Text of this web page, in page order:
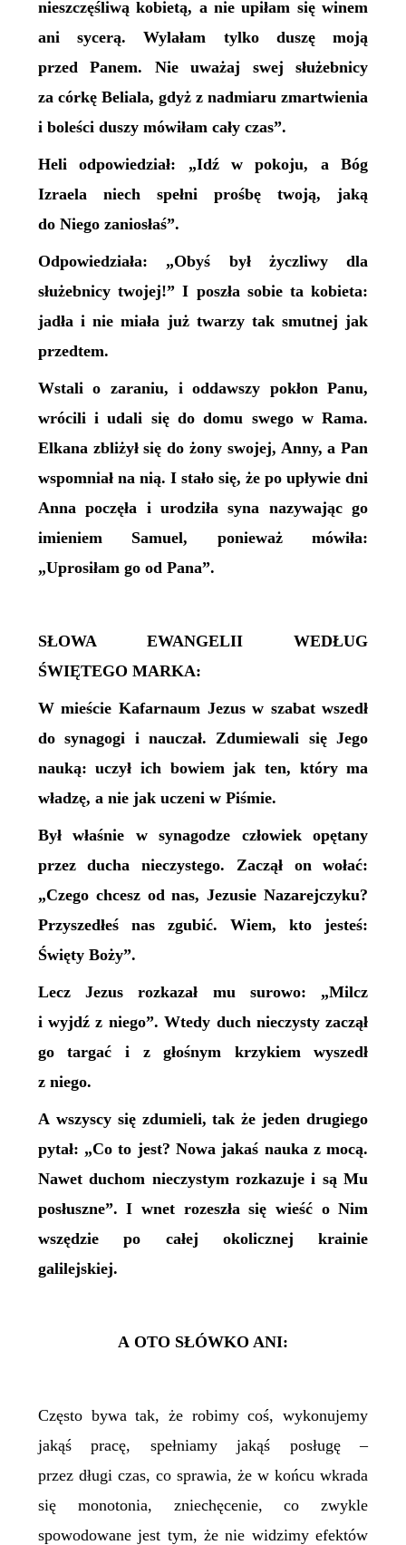
nieszczęśliwą kobietą, a nie upiłam się winem
ani sycerą. Wylałam tylko duszę moją
przed Panem. Nie uważaj swej służebnicy
za córkę Beliala, gdyż z nadmiaru zmartwienia
i boleści duszy mówiłam cały czas”.
Heli odpowiedział: „Idź w pokoju, a Bóg
Izraela niech spełni prośbę twoją, jaką
do Niego zaniosłaś”.
Odpowiedziała: „Obyś był życzliwy dla
służebnicy twojej!” I poszła sobie ta kobieta:
jadła i nie miała już twarzy tak smutnej jak
przedtem.
Wstali o zaraniu, i oddawszy pokłon Panu,
wrócili i udali się do domu swego w Rama.
Elkana zbliżył się do żony swojej, Anny, a Pan
wspomniał na nią. I stało się, że po upływie dni
Anna poczęła i urodziła syna nazywając go
imieniem Samuel, ponieważ mówiła:
„Uprosiłam go od Pana”.
SŁOWA EWANGELII WEDŁUG
ŚWIĘTEGO MARKA:
W mieście Kafarnaum Jezus w szabat wszedł
do synagogi i nauczał. Zdumiewali się Jego
nauką: uczył ich bowiem jak ten, który ma
władzę, a nie jak uczeni w Piśmie.
Był właśnie w synagodze człowiek opętany
przez ducha nieczystego. Zaczął on wołać:
„Czego chcesz od nas, Jezusie Nazarejczyku?
Przyszedłeś nas zgubić. Wiem, kto jesteś:
Święty Boży”.
Lecz Jezus rozkazał mu surowo: „Milcz
i wyjdź z niego”. Wtedy duch nieczysty zaczął
go targać i z głośnym krzykiem wyszedł
z niego.
A wszyscy się zdumieli, tak że jeden drugiego
pytał: „Co to jest? Nowa jakaś nauka z mocą.
Nawet duchom nieczystym rozkazuje i są Mu
posłuszne”. I wnet rozeszła się wieść o Nim
wszędzie po całej okolicznej krainie
galilejskiej.
A OTO SŁÓWKO ANI:
Często bywa tak, że robimy coś, wykonujemy
jakąś pracę, spełniamy jakąś posługę –
przez długi czas, co sprawia, że w końcu wkrada
się monotonia, zniechęcenie, co zwykle
spowodowane jest tym, że nie widzimy efektów